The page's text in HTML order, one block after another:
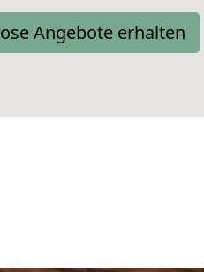
Angebote erhalten